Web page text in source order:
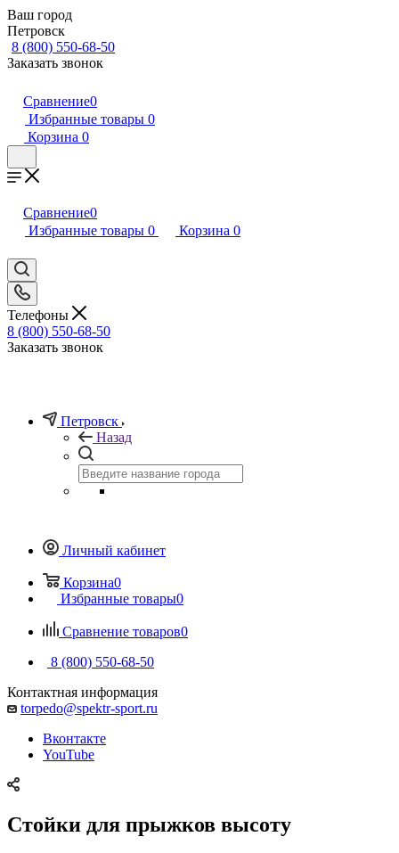
Ваш город
Петровск
8 (800) 550-68-50
Заказать звонок
Сравнение0
Избранные товары 0
Корзина 0
Сравнение0
Избранные товары 0 Корзина 0
Телефоны
8 (800) 550-68-50
Заказать звонок
Петровск
Назад
Личный кабинет
Корзина0
Избранные товары0
Сравнение товаров0
8 (800) 550-68-50
Контактная информация
torpedo@spektr-sport.ru
Вконтакте
YouTube
Стойки для прыжков высоту